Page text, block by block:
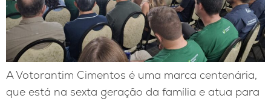
A Votorantim Cimentos é uma marca centenária,
que está na sexta geração da família e atua para